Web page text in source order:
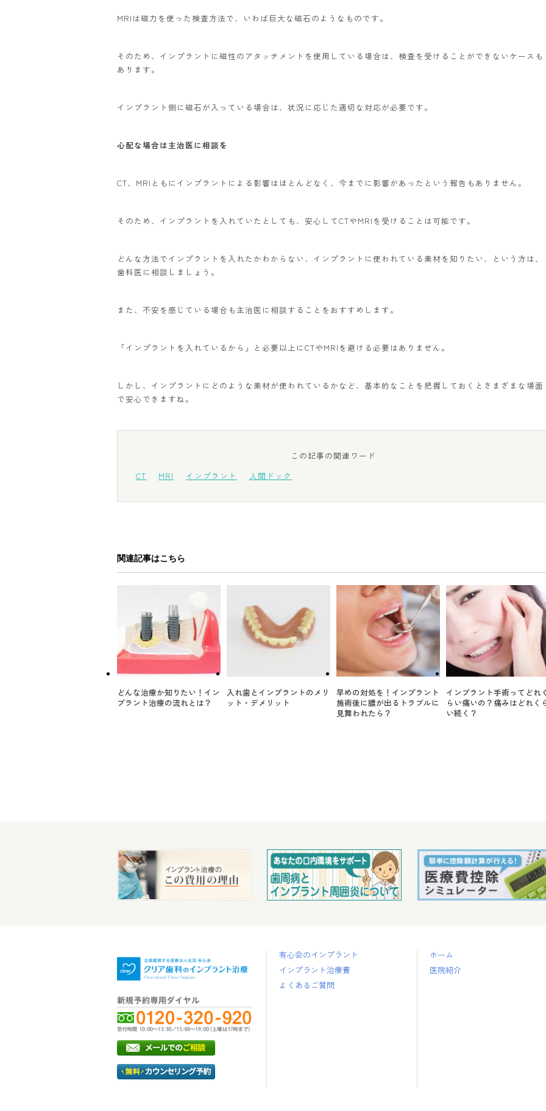
MRIは磁力を使った検査方法で、いわば巨大な磁石のようなものです。
そのため、インプラントに磁性のアタッチメントを使用している場合は、検査を受けることができないケースも
あります。
インプラント側に磁石が入っている場合は、状況に応じた適切な対応が必要です。
心配な場合は主治医に相談を
CT、MRIともにインプラントによる影響はほとんどなく、今までに影響があったという報告もありません。
そのため、インプラントを入れていたとしても、安心してCTやMRIを受けることは可能です。
どんな方法でインプラントを入れたかわからない、インプラントに使われている素材を知りたい、という方は、
歯科医に相談しましょう。
また、不安を感じている場合も主治医に相談することをおすすめします。
「インプラントを入れているから」と必要以上にCTやMRIを避ける必要はありません。
しかし、インプラントにどのような素材が使われているかなど、基本的なことを把握しておくとさまざまな場面
で安心できますね。
この記事の関連ワード
CT
MRI インプラント 人間ドック
関連記事はこちら
どんな治療か知りたい！イン
プラント治療の流れとは？
入れ歯とインプラントのメリ
ット・デメリット
早めの対処を！インプラント
施術後に膿が出るトラブルに
見舞われたら？
インプラント手術ってどれ
らい痛いの？痛みはどれく
い続く？
有心会のインプラント
インプラント治療費
よくあるご質問
ホーム
医院紹介